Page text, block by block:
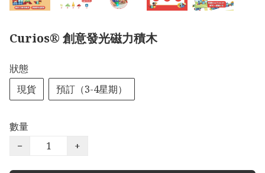
Curios®️ 創意發光磁力積木
狀態
現貨
預訂（3-4星期）
數量
−
+